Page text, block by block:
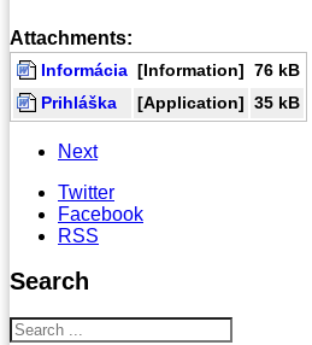
Attachments:
Informácia [Information] 76 kB
Prihláška
[Application] 35 kB
Next
Twitter
Facebook
RSS
Search